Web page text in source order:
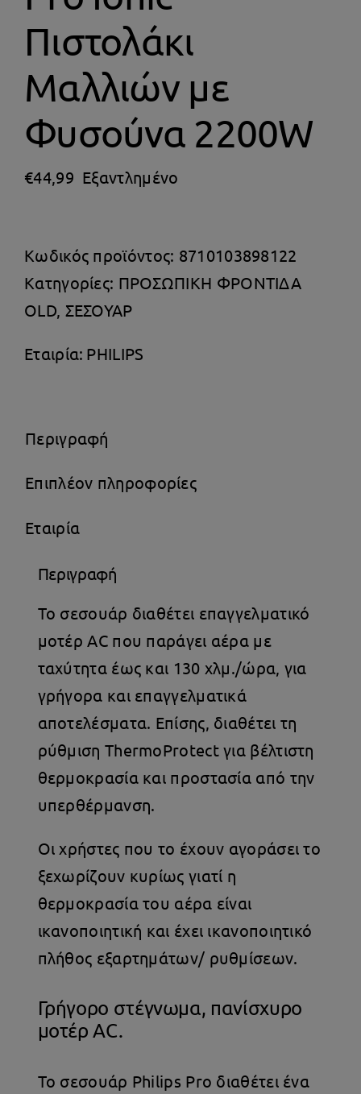
Πιστολάκι
Μαλλιών με
Φυσούνα 2200W
€44,99 Εξαντλημένο
Κωδικός προϊόντος: 8710103898122
Κατηγορίες: ΠΡΟΣΩΠΙΚΗ ΦΡΟΝΤΙΔΑ
OLD, ΣΕΣΟΥΑΡ
Εταιρία: PHILIPS
Περιγραφή
Επιπλέον πληροφορίες
Εταιρία
Περιγραφή
Το σεσουάρ διαθέτει επαγγελματικό
μοτέρ AC που παράγει αέρα με
ταχύτητα έως και 130 χλμ./ώρα, για
γρήγορα και επαγγελματικά
αποτελέσματα. Επίσης, διαθέτει τη
ρύθμιση ThermoProtect για βέλτιστη
θερμοκρασία και προστασία από την
υπερθέρμανση.
Οι χρήστες που το έχουν αγοράσει το
ξεχωρίζουν κυρίως γιατί η
θερμοκρασία του αέρα είναι
ικανοποιητική και έχει ικανοποιητικό
πλήθος εξαρτημάτων/ ρυθμίσεων.
Γρήγορο στέγνωμα, πανίσχυρο
μοτέρ AC.
Το σεσουάρ Philips Pro διαθέτει ένα